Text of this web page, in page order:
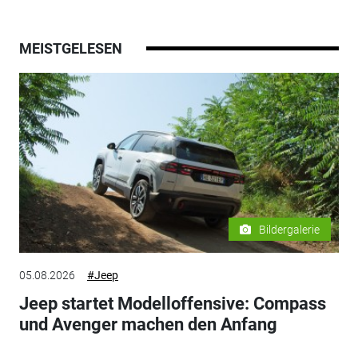
MEISTGELESEN
Bildergalerie
05.08.2026 #Jeep
Jeep startet Modelloffensive: Compass
und Avenger machen den Anfang